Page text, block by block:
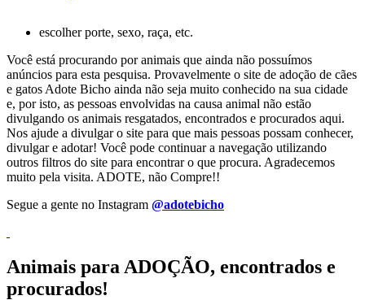
escolher porte, sexo, raça, etc.
Você está procurando por animais que ainda não possuímos
anúncios para esta pesquisa. Provavelmente o site de adoção de cães
e gatos Adote Bicho ainda não seja muito conhecido na sua cidade
e, por isto, as pessoas envolvidas na causa animal não estão
divulgando os animais resgatados, encontrados e procurados aqui.
Nos ajude a divulgar o site para que mais pessoas possam conhecer,
divulgar e adotar! Você pode continuar a navegação utilizando
outros filtros do site para encontrar o que procura. Agradecemos
muito pela visita. ADOTE, não Compre!!
Segue a gente no Instagram @adotebicho
Animais para ADOÇÃO, encontrados e
procurados!